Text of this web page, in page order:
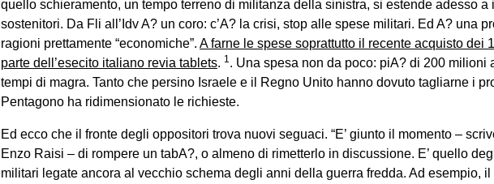
quello schieramento, un tempo terreno di militanza della sinistra, si estende adesso a
sostenitori. Da Fli all’Idv A? un coro: c’A? la crisi, stop alle spese militari. Ed A? una
ragioni prettamente “economiche”. A farne le spese soprattutto il recente acquisto dei
parte dell’esecito italiano revia tablets. 1 . Una spesa non da poco: piA? di 200 milioni
tempi di magra. Tanto che persino Israele e il Regno Unito hanno dovuto tagliarne i
Pentagono ha ridimensionato le richieste.
Ed ecco che il fronte degli oppositori trova nuovi seguaci. “E’ giunto il momento –
Enzo Raisi – di rompere un tabA?, o almeno di rimetterlo in discussione. E’ quello
militari legate ancora al vecchio schema degli anni della guerra fredda. Ad esempio,